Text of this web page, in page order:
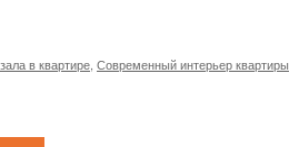
в квартире Современный интерьер квартиры